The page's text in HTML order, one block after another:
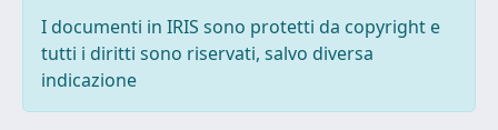
I documenti in IRIS sono protetti da copyright e
tutti i diritti sono riservati, salvo diversa
indicazione